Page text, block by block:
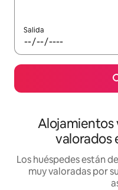
Salida
Alojamientos
valorados
Los huéspedes están
muy valoradas por